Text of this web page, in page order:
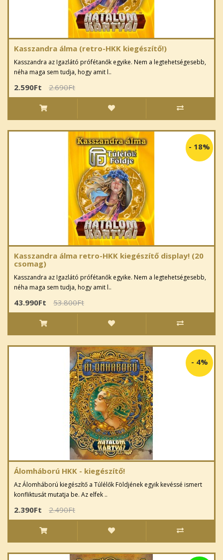
Kasszandra álma (retro-HKK kiegészítő!)
Kasszandra az Igazlátó prófétanők egyike. Nem a legtehetségesebb,
néha maga sem tudja, hogy amit l..
2.590Ft 2.690Ft
- 18%
Kasszandra álma retro-HKK kiegészítő display! (20
csomag)
Kasszandra az Igazlátó prófétanők egyike. Nem a legtehetségesebb,
néha maga sem tudja, hogy amit l..
43.990Ft 53.800Ft
- 4%
Álomháború HKK - kiegészítő!
Az Álomháború kiegészítő a Túlélők Földjének egyik kevéssé ismert
konfliktusát mutatja be. Az elfek ..
2.390Ft 2.490Ft